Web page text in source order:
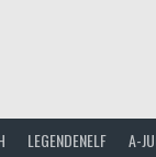
LEGENDENELF A-